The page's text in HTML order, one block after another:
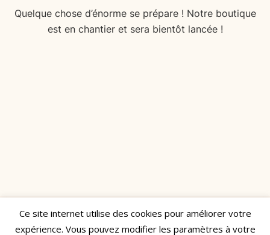
Quelque chose d’énorme se prépare ! Notre boutique
est en chantier et sera bientôt lancée !
Réalisé parManon Decamps
Ce site internet utilise des cookies pour améliorer votre
expérience. Vous pouvez modifier les paramètres à votre